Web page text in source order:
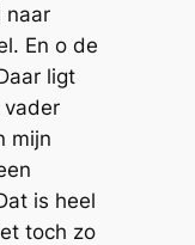
naar
En o de
ligt
vader
mijn
is heel
toch zo